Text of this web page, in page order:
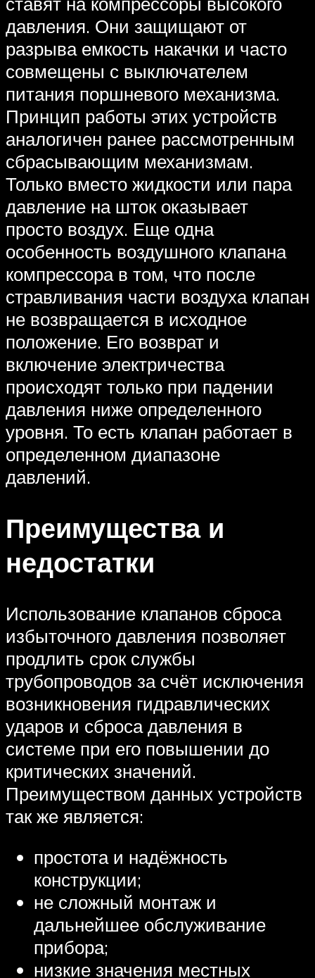
давления. Они защищают от
разрыва емкость накачки и часто
совмещены с выключателем
питания поршневого механизма.
Принцип работы этих устройств
аналогичен ранее рассмотренным
сбрасывающим механизмам.
Только вместо жидкости или пара
давление на шток оказывает
просто воздух. Еще одна
особенность воздушного клапана
компрессора в том, что после
стравливания части воздуха клапан
не возвращается в исходное
положение. Его возврат и
включение электричества
происходят только при падении
давления ниже определенного
уровня. То есть клапан работает в
определенном диапазоне
давлений.
Преимущества и
недостатки
Использование клапанов сброса
избыточного давления позволяет
продлить срок службы
трубопроводов за счёт исключения
возникновения гидравлических
ударов и сброса давления в
системе при его повышении до
критических значений.
Преимуществом данных устройств
так же является:
простота и надёжность
конструкции;
не сложный монтаж и
дальнейшее обслуживание
прибора;
низкие значения местных